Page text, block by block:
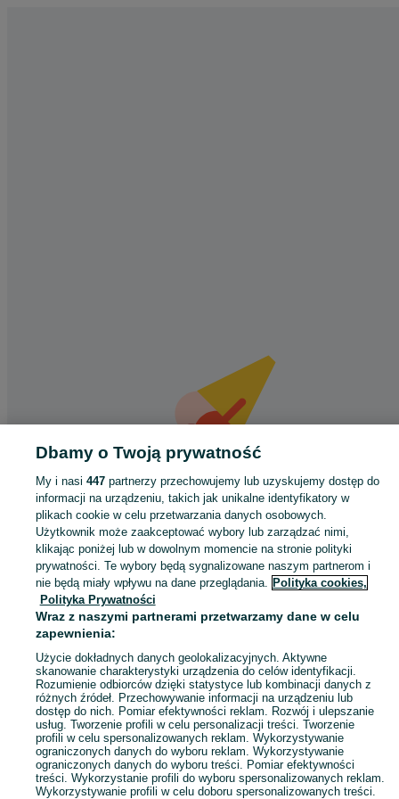
Coś poszło nie tak
Odśwież tę stronę lub wróć na stronę główną.
Odśwież
Dbamy o Twoją prywatność
My i nasi 447partnerzy przechowujemy lub uzyskujemy dostęp do
informacji na urządzeniu, takich jak unikalne identyfikatory w
plikach cookie w celu przetwarzania danych osobowych.
Użytkownik może zaakceptować wybory lub zarządzać nimi,
klikając poniżej lub w dowolnym momencie na stronie polityki
prywatności. Te wybory będą sygnalizowane naszym partnerom i
nie będą miały wpływu na dane przeglądania. Polityka cookies,
Polityka Prywatności
Wraz z naszymi partnerami przetwarzamy dane w celu
zapewnienia:
Użycie dokładnych danych geolokalizacyjnych. Aktywne
skanowanie charakterystyki urządzenia do celów identyfikacji.
Rozumienie odbiorców dzięki statystyce lub kombinacji danych z
różnych źródeł. Przechowywanie informacji na urządzeniu lub
dostęp do nich. Pomiar efektywności reklam. Rozwój i ulepszanie
usług. Tworzenie profili w celu personalizacji treści. Tworzenie
profili w celu spersonalizowanych reklam. Wykorzystywanie
ograniczonych danych do wyboru reklam. Wykorzystywanie
ograniczonych danych do wyboru treści. Pomiar efektywności
treści. Wykorzystanie profili do wyboru spersonalizowanych reklam.
Wykorzystywanie profili w celu doboru spersonalizowanych treści.